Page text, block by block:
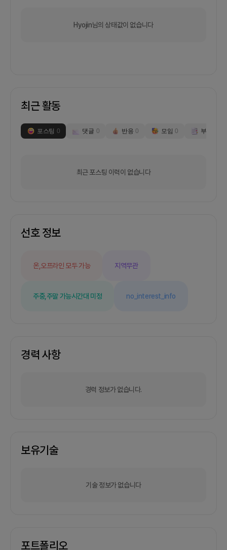
Hyojin님의 상태값이 없습니다
최근 활동
포스팅 0 댓글 0 반응 0 모임 0 부스
최근 포스팅 이력이 없습니다
선호 정보
온,오프라인 모두 가능 지역무관
주중,주말 가능시간대 미정 no_interest_info
경력 사항
경력 정보가 없습니다.
보유기술
기술 정보가 없습니다
포트폴리오